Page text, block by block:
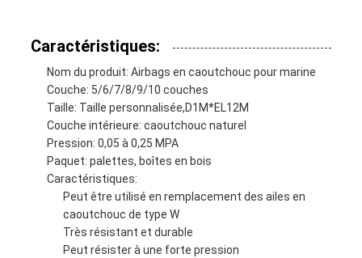
Caractéristiques:
Nom du produit: Airbags en caoutchouc pour marine
Couche: 5/6/7/8/9/10 couches
Taille: Taille personnalisée,D1M*EL12M
Couche intérieure: caoutchouc naturel
Pression: 0,05 à 0,25 MPA
Paquet: palettes, boîtes en bois
Caractéristiques:
Peut être utilisé en remplacement des ailes en
caoutchouc de type W
Très résistant et durable
Peut résister à une forte pression